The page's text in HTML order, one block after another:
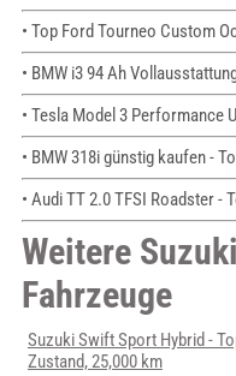
• Top Ford Tourneo Custom
• BMW i3 94 Ah
• Tesla Model 3 Performance
• BMW 318i günstig kaufen -
• Audi TT 2.0 TFSI Roadster -
Weitere Suzuki
Fahrzeuge
Suzuki Swift Sport Hybrid -
Zustand, 25,000 km